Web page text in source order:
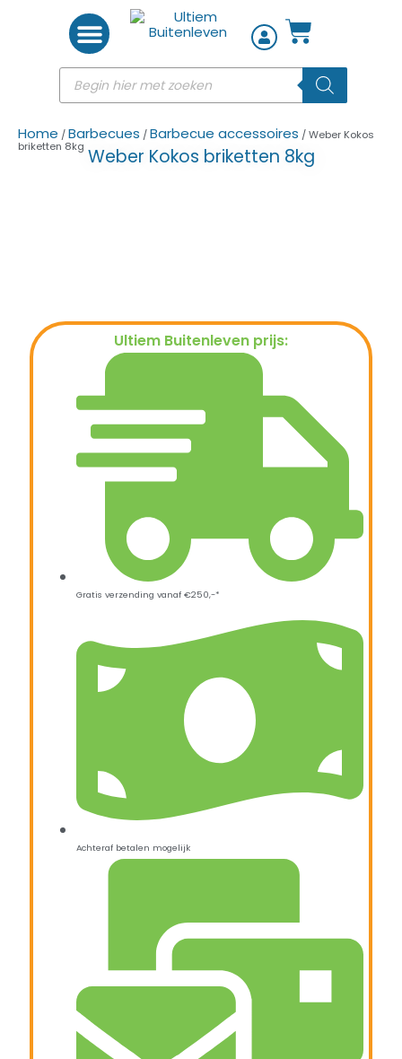
Home /Barbecues /Barbecue accessoires / Weber Kokos
briketten 8kg Weber Kokos briketten 8kg
Ultiem Buitenleven prijs:
Gratis verzending vanaf €250,-*
Achteraf betalen mogelijk